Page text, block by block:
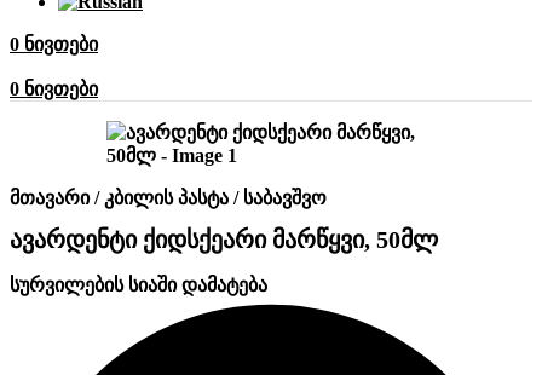
0 ნივთები
0 ნივთები
მთავარი/ კბილის პასტა / საბავშვო
ავარდენტი ქიდსქეარი მარწყვი, 50მლ
სურვილების სიაში დამატება